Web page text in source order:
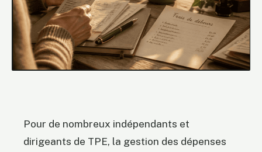
Pour de nombreux indépendants et
dirigeants de TPE, la gestion des dépenses